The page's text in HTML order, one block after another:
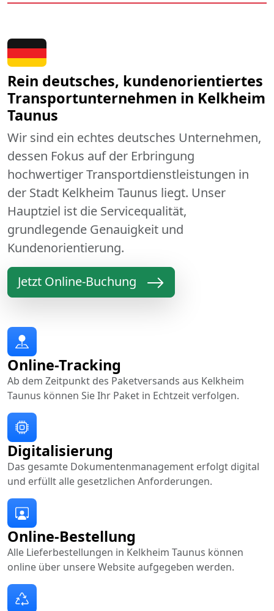
Rein deutsches, kundenorientiertes
Transportunternehmen in Kelkheim
Taunus
Wir sind ein echtes deutsches Unternehmen,
dessen Fokus auf der Erbringung
hochwertiger Transportdienstleistungen in
der Stadt Kelkheim Taunus liegt. Unser
Hauptziel ist die Servicequalität,
grundlegende Genauigkeit und
Kundenorientierung.
Jetzt Online-Buchung
Online-Bestellung
Alle Lieferbestellungen in Kelkheim Taunus können
online über unsere Website aufgegeben werden.
Online-Tracking
Ab dem Zeitpunkt des Paketversands aus Kelkheim
Taunus können Sie Ihr Paket in Echtzeit verfolgen.
Digitalisierung
Das gesamte Dokumentenmanagement erfolgt digital
und erfüllt alle gesetzlichen Anforderungen.